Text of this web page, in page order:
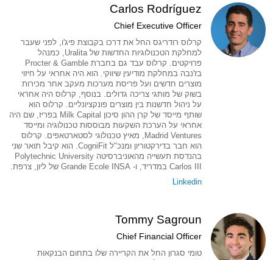
Carlos Rodríguez
Chief Executive Officer
קרלוס רודריגס החל את דרכו בקבוצת פיג'ו, לפני שעבר
למחלקת הטכנולוגיות החדשות של Uralita, כמנהל
פרויקטים. קרלוס עבד גם בחברת Procter & Gamble
בז'נבה במחלקת מודיעין שיווקי. הוא היה אחראי על חיזוי
מוצרים חדשים ועל פריסת מערכות מעקב אחר מכירות
בשוק של מותגי צריכה גדולים. בנוסף, קרלוס היה אחראי
על ניהול חדשנות בין מוצרים פונקציונליים. קרלוס הוא
שותף מייסד של קרן ההון סיכון Milk Capital בפריז, שם היה
אחראי על הערכת השקעות מבוססות טכנולוגיה ומייסד
Madrid Ventures, מאיץ טכנולוגי לסטארטאפים. קרלוס
הוא חבר בדירקטוריון ומנכ"ל CogniFit. הוא קיבל תואר שני
בהנדסת תעשייה מהאוניברסיטה Polytechnic University
Carlos III במדריד, ו- Grande Ecole INSA של ליון, צרפת.
Linkedin
Tommy Sagroun
Chief Financial Officer
טומי סגרון החל את הקריירה שלו בתחום הבנקאות